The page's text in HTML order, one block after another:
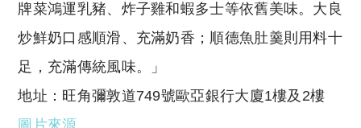
牌菜鴻運乳豬、炸子雞和蝦多士等依舊美味。大良
炒鮮奶口感順滑、充滿奶香；順德魚肚羹則用料十
足，充滿傳統風味。」
地址：旺角彌敦道749號歐亞銀行大廈1樓及2樓
圖片來源